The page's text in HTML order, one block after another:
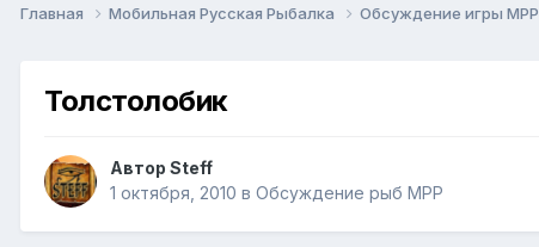
Главная Мобильная Русская Рыбалка Обсуждение игры МРР
Толстолобик
Автор Steff
1 октября, 2010 в Обсуждение рыб МРР